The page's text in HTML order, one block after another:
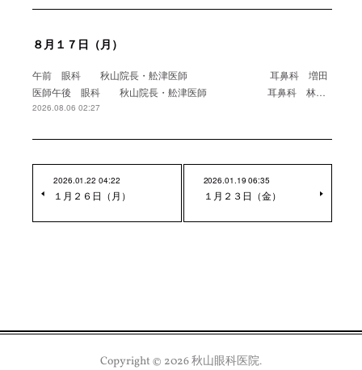
８月１７日（月）
午前 眼科 秋山院長・舩津医師 耳鼻科 増田
医師午後 眼科 秋山院長・舩津医師 耳鼻科 林…
2026.08.06 02:27
2026.01.22 04:22
１月２６日（月）
2026.01.19 06:35
１月２３日（金）
Copyright © 2026秋山眼科医院.